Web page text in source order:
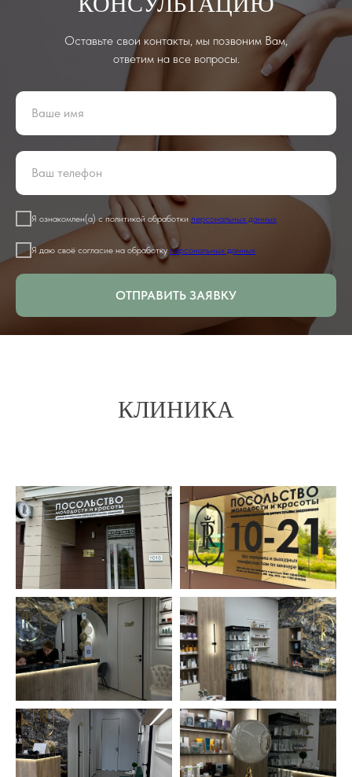
Оставьте свои контакты, мы позвоним Вам,
ответим на все вопросы.
Я ознакомлен(а) с политикой обработки персональных данных
Я даю своё согласие на обработкуперсональных данных
ОТПРАВИТЬ ЗАЯВКУ
КЛИНИКА